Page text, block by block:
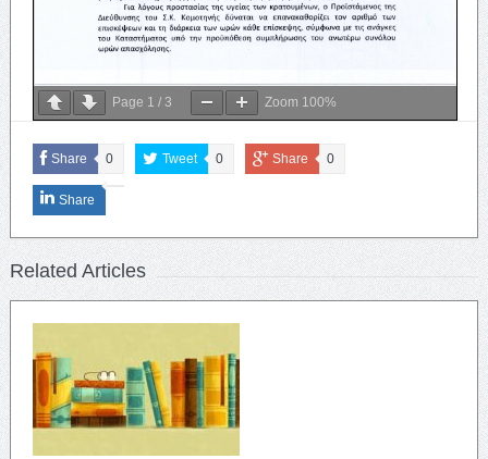
Page 1 / 3 Zoom 100%
Share 0 Tweet 0 Share 0
Share
Related Articles